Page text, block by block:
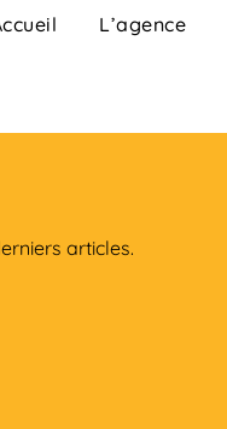
L’agence
articles.